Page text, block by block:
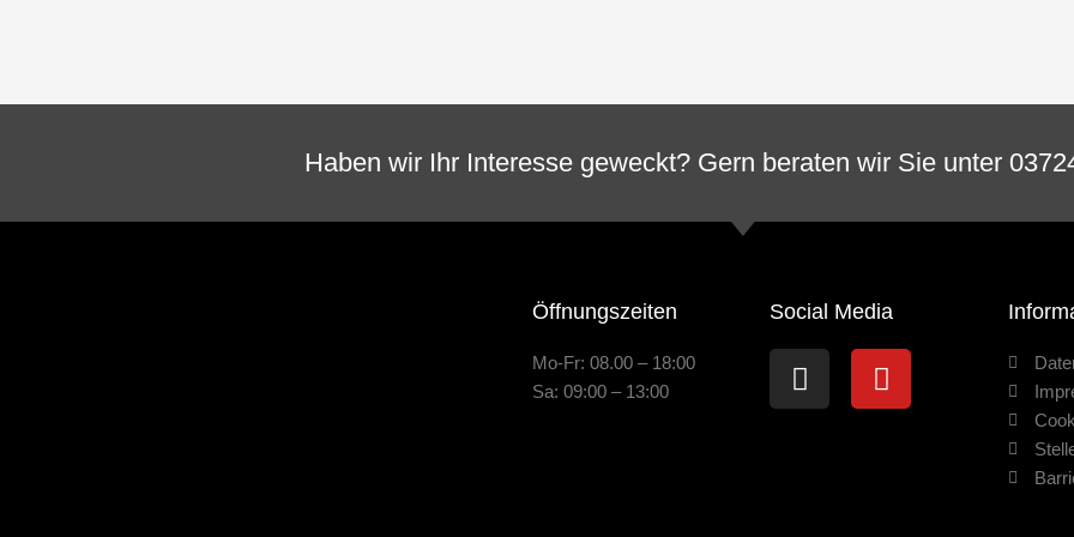
Haben wir Ihr Interesse geweckt? Gern beraten wir Sie unter
Öffnungszeiten
Mo-Fr: 08.00 – 18:00
Sa: 09:00 – 13:00
Social Media
InstagramYoutube